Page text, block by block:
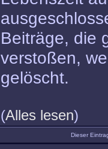
Beiträge, die
verstoßen,
gelöscht.
(Alles lesen)
Dieser